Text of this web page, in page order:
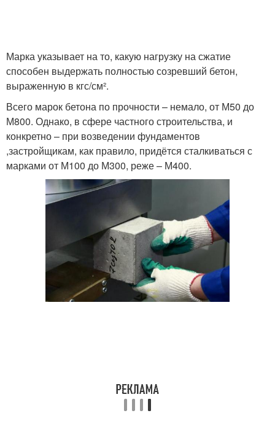
Марка указывает на то, какую нагрузку на сжатие
способен выдержать полностью созревший бетон,
выраженную в кгс/см².
Всего марок бетона по прочности – немало, от М50 до
М800. Однако, в сфере частного строительства, и
конкретно – при возведении фундаментов
,застройщикам, как правило, придётся сталкиваться с
марками от М100 до М300, реже – М400.